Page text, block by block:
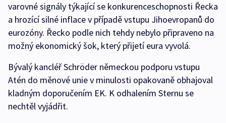
varovné signály týkající se konkurenceschopnosti Řecka
a hrozící silné inflace v případě vstupu Jihoevropanů do
eurozóny. Řecko podle nich tehdy nebylo připraveno na
možný ekonomický šok, který přijetí eura vyvolá.
Bývalý kancléř Schröder německou podporu vstupu
Atén do měnové unie v minulosti opakovaně obhajoval
kladným doporučením EK. K odhalením Sternu se
nechtěl vyjádřit.